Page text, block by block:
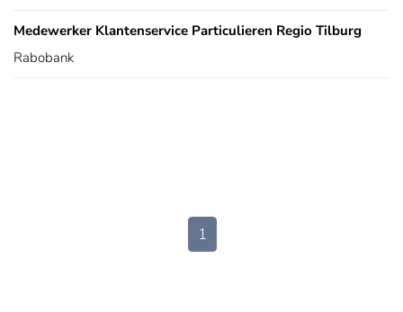
Medewerker Klantenservice Particulieren Regio Tilburg
Rabobank
1